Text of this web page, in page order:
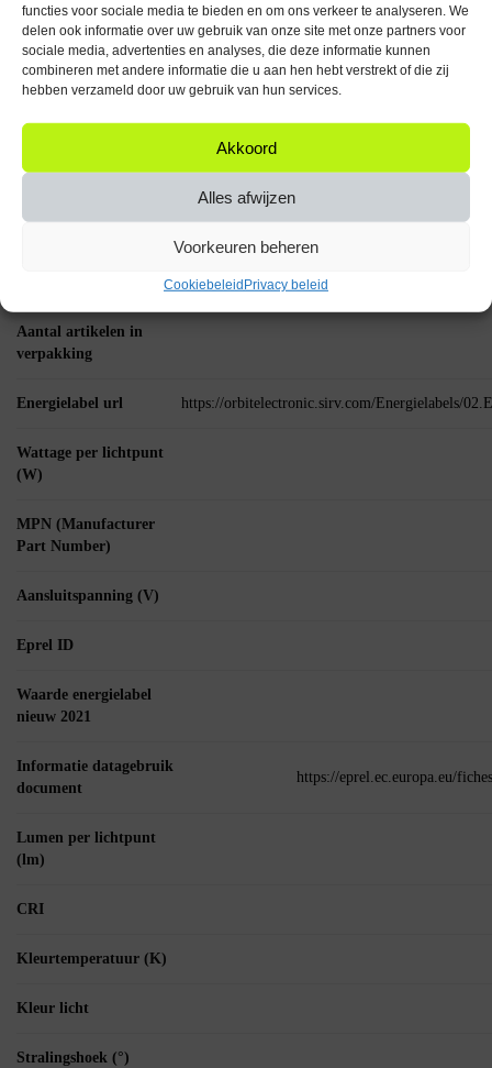
functies voor sociale media te bieden en om ons verkeer te analyseren. We
delen ook informatie over uw gebruik van onze site met onze partners voor
sociale media, advertenties en analyses, die deze informatie kunnen
combineren met andere informatie die u aan hen hebt verstrekt of die zij
hebben verzameld door uw gebruik van hun services.
Akkoord
Alles afwijzen
Voorkeuren beheren
Cookiebeleid Privacy beleid
Belangrijke Specificaties
Fitting: E14
Vermogen: 6W
Breng je verlichting naar een hoger niveau met de Spectrum LED
Reflectorlamp E14 6W en geniet van een warme, energiezuinige
Aantal artikelen in
verpakking
Energielabel url https://orbitelectronic.sirv.com/Energielabels/
Wattage per lichtpunt
(W)
MPN (Manufacturer
Part Number)
Aansluitspanning (V)
Eprel ID
Waarde energielabel
nieuw 2021
Informatie datagebruik
document
https://eprel.ec.europa.eu/
Lumen per lichtpunt
(lm)
CRI
Kleurtemperatuur (K)
Kleur licht
Stralingshoek (°)